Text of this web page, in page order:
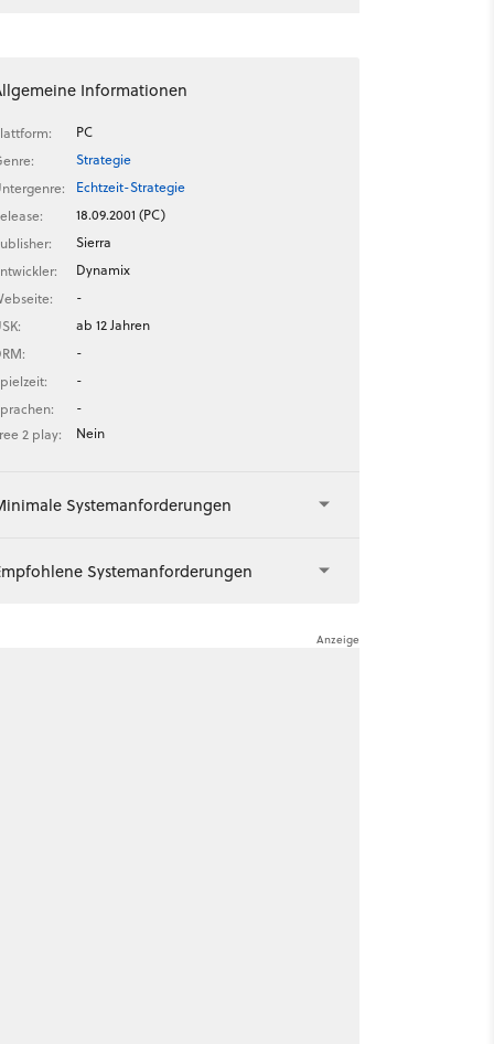
Informationen
PC
Strategie
Echtzeit-Strategie
18.09.2001 (PC)
Sierra
Dynamix
-
ab 12 Jahren
-
-
-
2 play:
Nein
Systemanforderungen
Systemanforderungen